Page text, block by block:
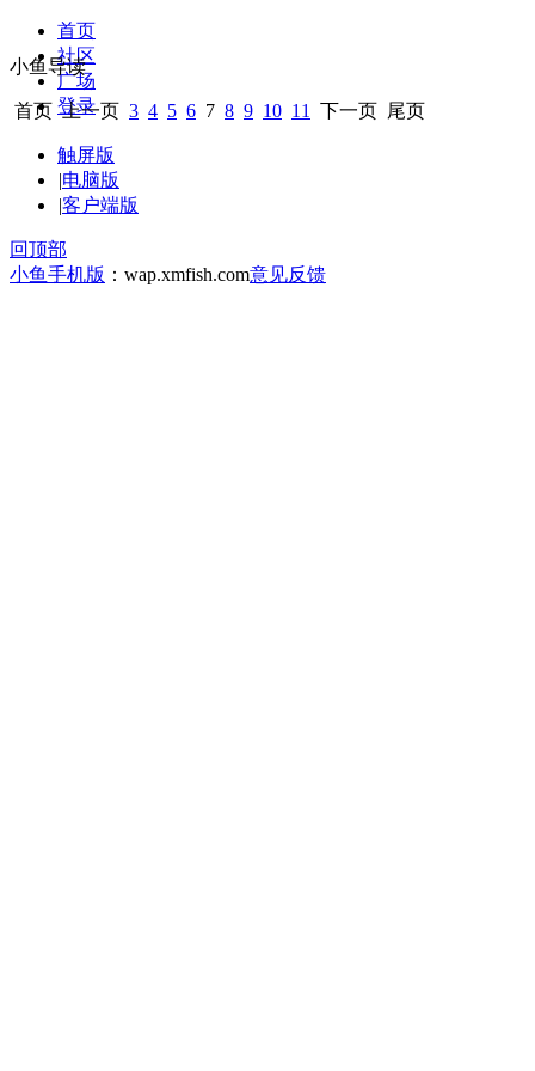
首页
社区
广场
登录
小鱼导读
首页 上一页 3 4 5 6 7 8 9 10 11 下一页 尾页
触屏版
|电脑版
|客户端版
回顶部
小鱼手机版 ：wap.xmfish.com意见反馈